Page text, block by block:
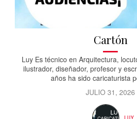
Cartón
Luy Es técnico en Arquitectura,
ilustrador, diseñador, profesor y
años ha sido caricaturista
JULIO 31, 2026